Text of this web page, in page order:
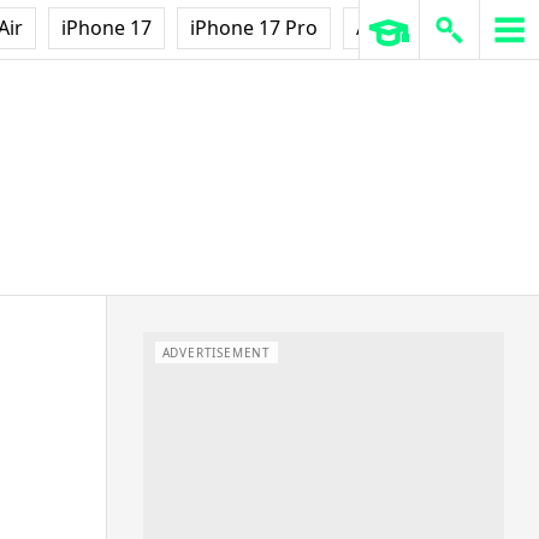
iPhone 17 iPhone 17 Pro AirPods Pro 3
ADVERTISEMENT